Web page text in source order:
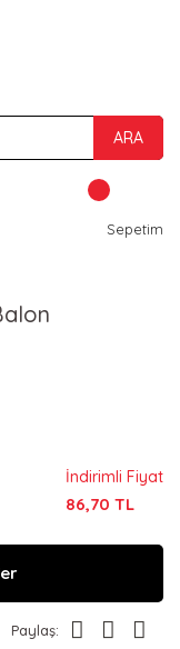
ARA
Sepetim
İndirimli Fiyat
86,70 TL
Paylaş: